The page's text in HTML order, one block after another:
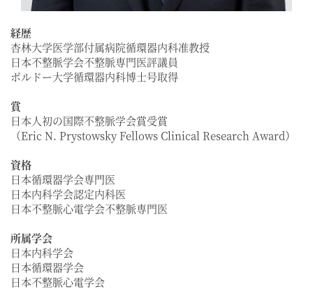
経歴
杏林大学医学部付属病院循環器内科准教授
日本不整脈学会不整脈専門医評議員
ボルドー大学循環器内科博士号取得
賞
日本人初の国際不整脈学会賞受賞
（Eric N. Prystowsky Fellows Clinical Research Award）
資格
日本循環器学会専門医
日本内科学会認定内科医
日本不整脈心電学会不整脈専門医
所属学会
日本内科学会
日本循環器学会
日本不整脈心電学会